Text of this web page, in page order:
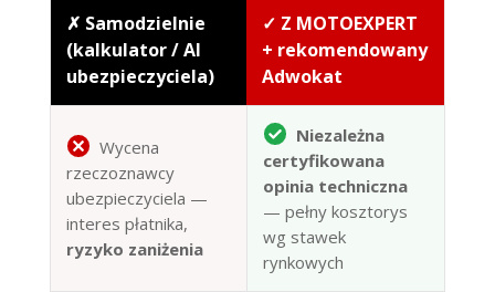
✗ Samodzielnie
(kalkulator / AI
ubezpieczyciela)
✓ Z MOTOEXPERT
+ rekomendowany
Adwokat
Wycena
rzeczoznawcy
ubezpieczyciela —
interes płatnika,
ryzyko zaniżenia
Niezależna
certyfikowana
opinia techniczna
— pełny kosztorys
wg stawek
rynkowych